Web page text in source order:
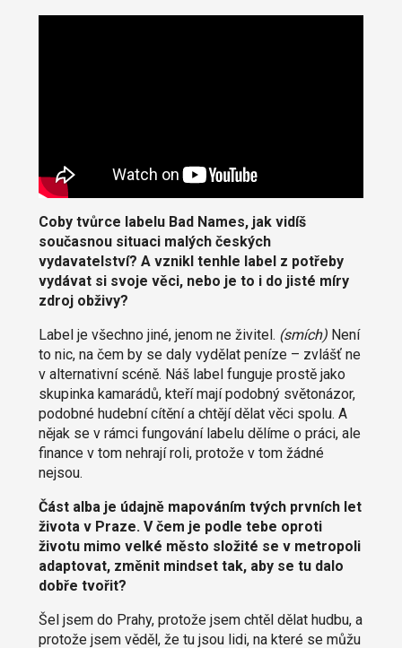
Coby tvůrce labelu Bad Names, jak vidíš
současnou situaci malých českých
vydavatelství? A vznikl tenhle label z potřeby
vydávat si svoje věci, nebo je to i do jisté míry
zdroj obživy?
Label je všechno jiné, jenom ne živitel. (smích)Není
to nic, na čem by se daly vydělat peníze – zvlášť ne
v alternativní scéně. Náš label funguje prostě jako
skupinka kamarádů, kteří mají podobný světonázor,
podobné hudební cítění a chtějí dělat věci spolu. A
nějak se v rámci fungování labelu dělíme o práci, ale
finance v tom nehrají roli, protože v tom žádné
nejsou.
Část alba je údajně mapováním tvých prvních let
života v Praze. V čem je podle tebe oproti
životu mimo velké město složité se v metropoli
adaptovat, změnit mindset tak, aby se tu dalo
dobře tvořit?
Šel jsem do Prahy, protože jsem chtěl dělat hudbu, a
protože jsem věděl, že tu jsou lidi, na které se můžu